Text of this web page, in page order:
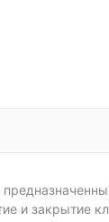
и закрытие